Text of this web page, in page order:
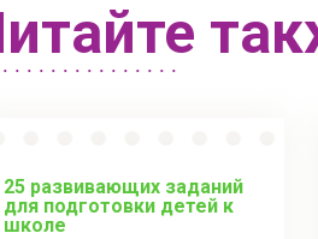
25 развивающих заданий
для подготовки детей к
школе